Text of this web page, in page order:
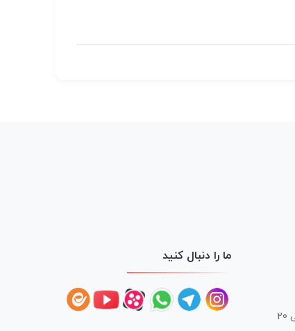
ما را دنبال کنید